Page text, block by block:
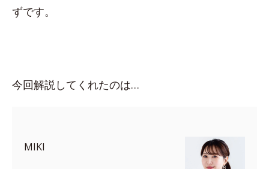
ずです。
今回解説してくれたのは…
MIKI